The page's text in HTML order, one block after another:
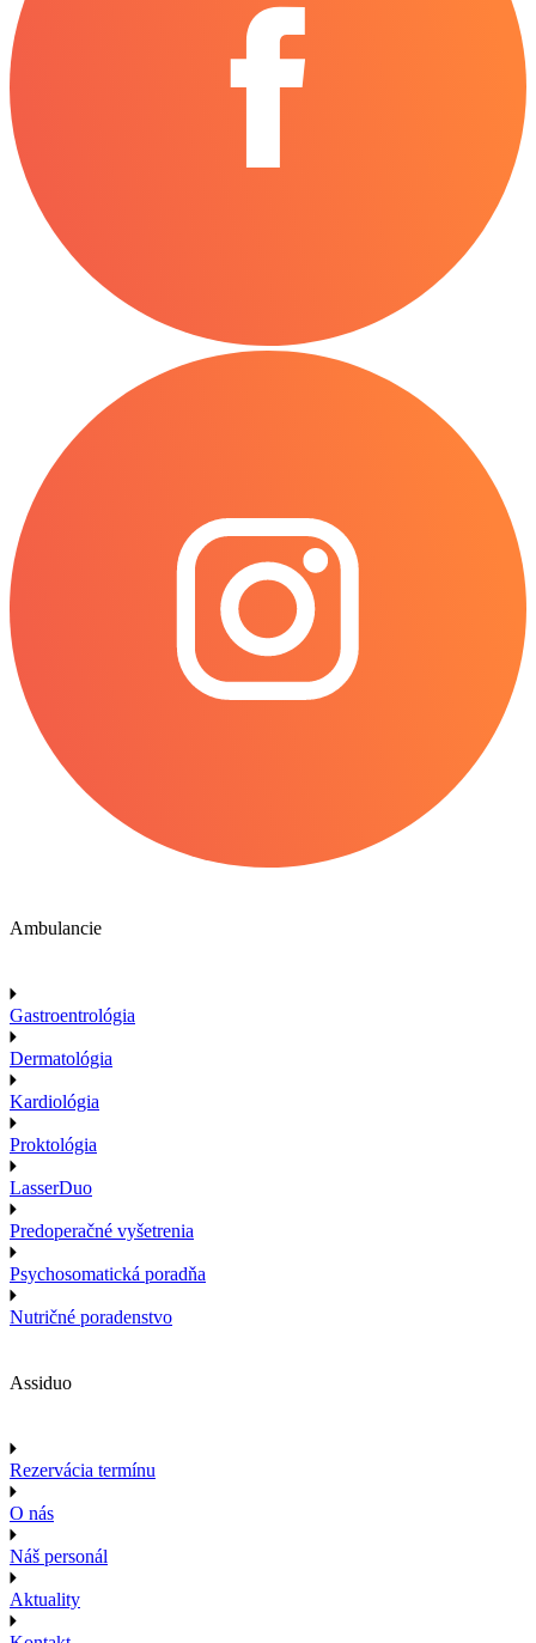
Ambulancie
Gastroentrológia
Dermatológia
Kardiológia
Proktológia
LasserDuo
Predoperačné vyšetrenia
Psychosomatická poradňa
Nutričné poradenstvo
Assiduo
Rezervácia termínu
O nás
Náš personál
Aktuality